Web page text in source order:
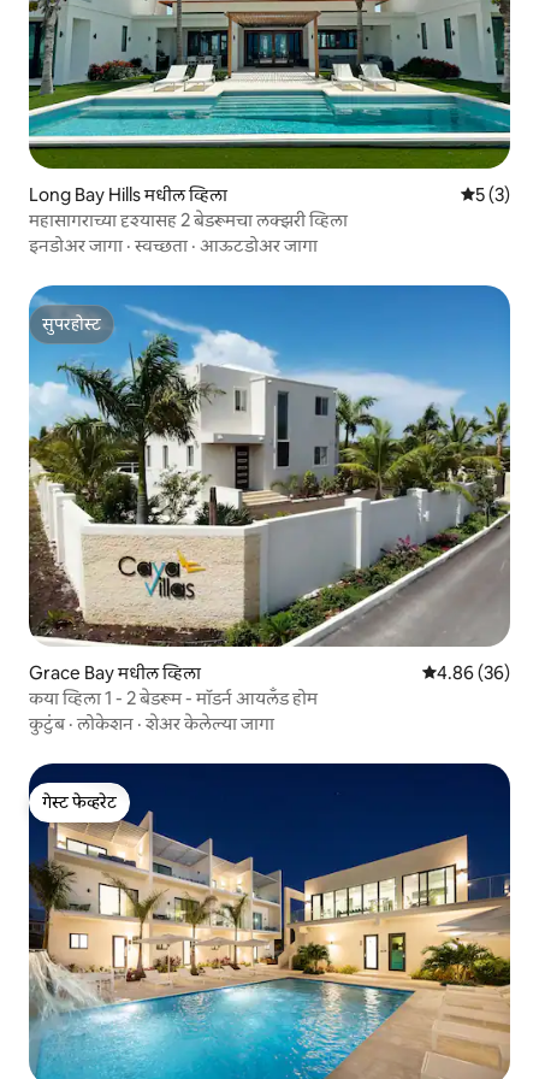
Long Bay Hills मधील व्हिला 5 पैकी 5
5 (3)
महासागराच्या दृश्यासह 2 बेडरूमचा लक्झरी व्हिला
इनडोअर जागा ·स्वच्छता · आऊटडोअर जागा
सुपरहोस्ट
सुपरहोस्ट
Grace Bay मधील व्हिला 5 पैकी 4.86
4.86 (36)
कया व्हिला 1 - 2 बेडरूम - मॉडर्न आयलँड होम
कुटुंब·लोकेशन ·शेअर केलेल्या जागा
गेस्ट फेव्हरेट
गेस्ट फेव्हरेट